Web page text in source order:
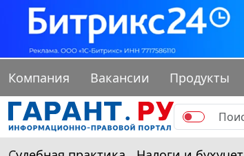
Компания Вакансии Продукты